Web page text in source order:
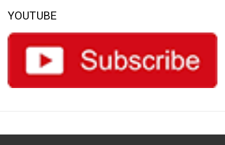
YOUTUBE